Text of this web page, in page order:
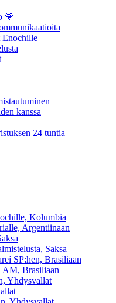
🌹
Enochille
kanssa
24 tuntia
Kolumbia
Argentiinaan
Saksa
SP:hen, Brasiliaan
AM, Brasiliaan
Yhdysvallat